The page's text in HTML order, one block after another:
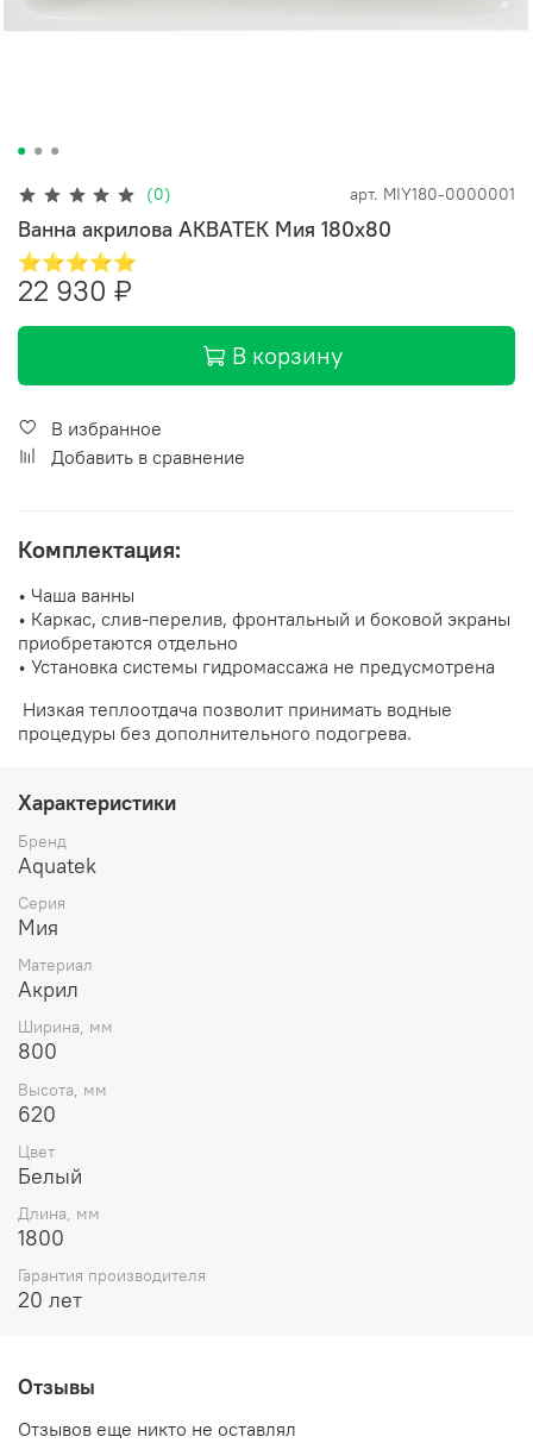
(0) арт. MIY180-0000001
Ванна акрилова АКВАТЕК Мия 180x80
⭐⭐⭐⭐⭐
22 930 ₽
В корзину
В избранное
Добавить в сравнение
Комплектация:
• Чаша ванны
• Каркас, слив-перелив, фронтальный и боковой экраны
приобретаются отдельно
• Установка системы гидромассажа не предусмотрена
Низкая теплоотдача позволит принимать водные
процедуры без дополнительного подогрева.
Характеристики
Бренд
Aquatek
Серия
Мия
Материал
Акрил
Ширина, мм
800
Высота, мм
620
Цвет
Белый
Длина, мм
1800
Гарантия производителя
20 лет
Отзывы
Отзывов еще никто не оставлял